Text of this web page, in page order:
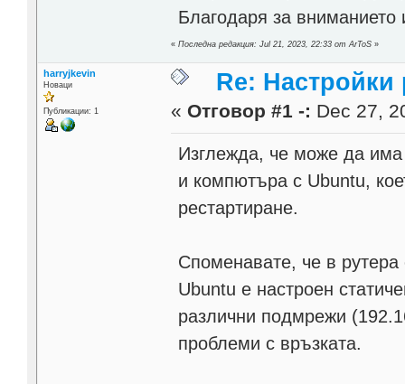
Благодаря за вниманието
«Последна редакция: Jul 21, 2023, 22:33 от ArToS »
harryjkevin
Новаци
Публикации: 1
Re: Настройки
« Отговор #1 -: Dec 27,
Изглежда, че може да има
и компютъра с Ubuntu,
рестартиране.
Споменавате, че в
Ubuntu е настроен
различни подмрежи
проблеми с връзката.